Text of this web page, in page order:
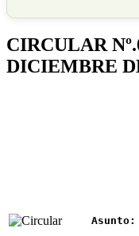
CIRCULAR
DICIEMBRE